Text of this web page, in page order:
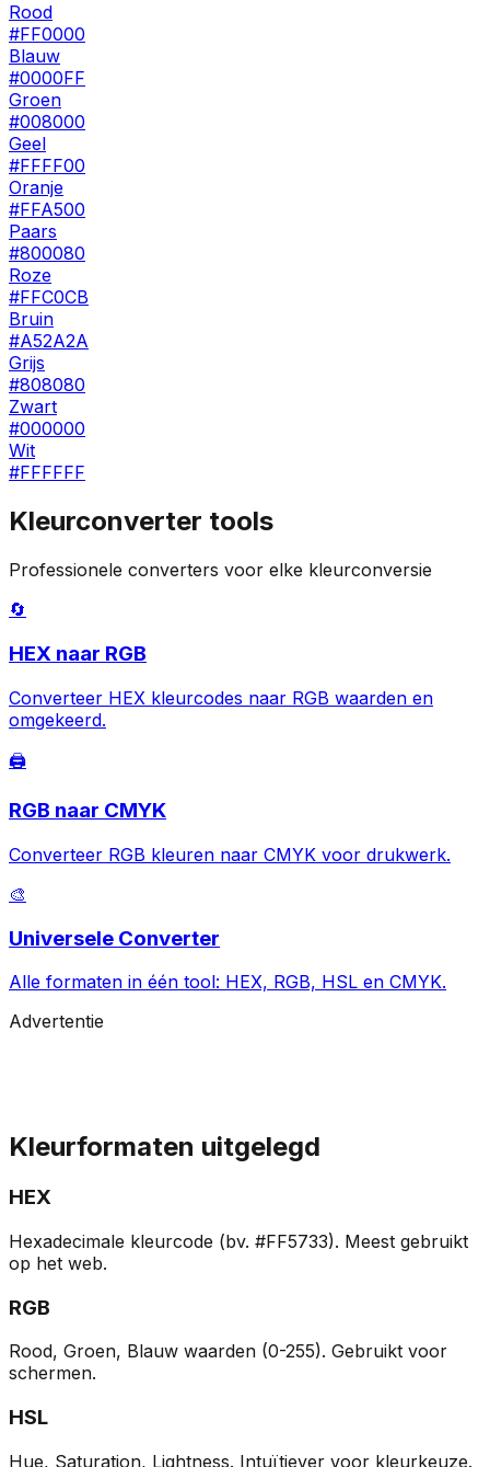
Rood
#FF0000
Blauw
#0000FF
Groen
#008000
Geel
#FFFF00
Oranje
#FFA500
Paars
#800080
Roze
#FFC0CB
Bruin
#A52A2A
Grijs
#808080
Zwart
#000000
Wit
#FFFFFF
Kleurconverter tools
Professionele converters voor elke kleurconversie
🔄
HEX naar RGB
Converteer HEX kleurcodes naar RGB waarden en
omgekeerd.
🖨️
RGB naar CMYK
Converteer RGB kleuren naar CMYK voor drukwerk.
🎨
Universele Converter
Alle formaten in één tool: HEX, RGB, HSL en CMYK.
Advertentie
Kleurformaten uitgelegd
HEX
Hexadecimale kleurcode (bv. #FF5733). Meest gebruikt
op het web.
RGB
Rood, Groen, Blauw waarden (0-255). Gebruikt voor
schermen.
HSL
Hue, Saturation, Lightness. Intuïtiever voor kleurkeuze.